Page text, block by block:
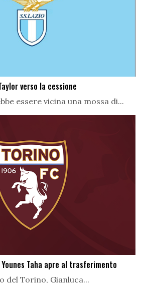
verso la cessione
essere vicina una mossa di...
Taha apre al trasferimento
Torino, Gianluca...